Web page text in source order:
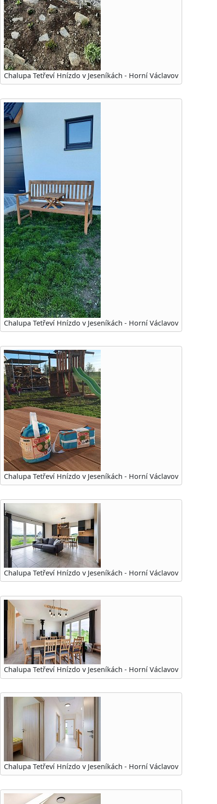
Chalupa Tetřeví Hnízdo v Jeseníkách - Horní Václavov
Chalupa Tetřeví Hnízdo v Jeseníkách - Horní Václavov
Chalupa Tetřeví Hnízdo v Jeseníkách - Horní Václavov
Chalupa Tetřeví Hnízdo v Jeseníkách - Horní Václavov
Chalupa Tetřeví Hnízdo v Jeseníkách - Horní Václavov
Chalupa Tetřeví Hnízdo v Jeseníkách - Horní Václavov